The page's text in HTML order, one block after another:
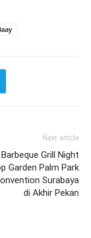
Next article
Grill Night
Garden Palm Park
Surabaya
di Akhir Pekan